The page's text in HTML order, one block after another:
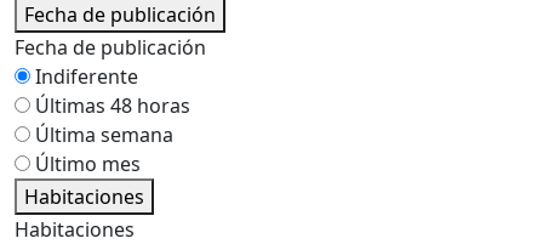
Fecha de publicación
Fecha de publicación
Indiferente
Últimas 48 horas
Última semana
Último mes
Habitaciones
Habitaciones